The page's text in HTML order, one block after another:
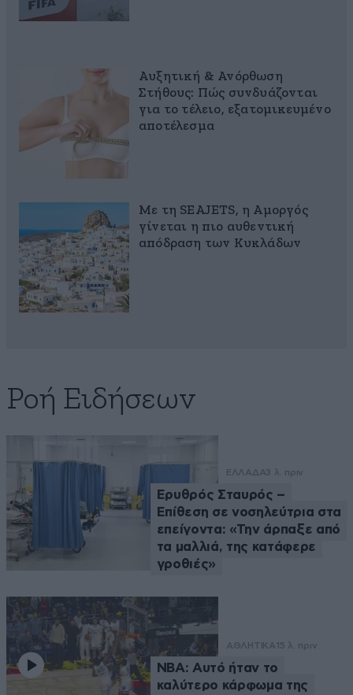
Αυξητική & Ανόρθωση
Στήθους: Πώς συνδυάζονται
για το τέλειο, εξατομικευμένο
αποτέλεσμα
Με τη SEAJETS, η Αμοργός
γίνεται η πιο αυθεντική
απόδραση των Κυκλάδων
Ροή Ειδήσεων
ΕΛΛΑΔΑ3 λ. πριν
Ερυθρός Σταυρός –
Επίθεση σε νοσηλεύτρια στα
επείγοντα: «Την άρπαξε από
τα μαλλιά, της κατάφερε
γροθιές»
ΑΘΛΗΤΙΚΑ 15 λ. πριν
NBA: Αυτό ήταν το
καλύτερο κάρφωμα της